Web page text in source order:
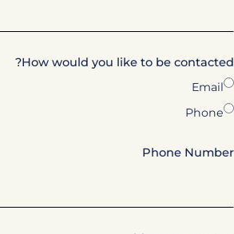
How would you like to be contacted?
Email
Phone
Phone Number